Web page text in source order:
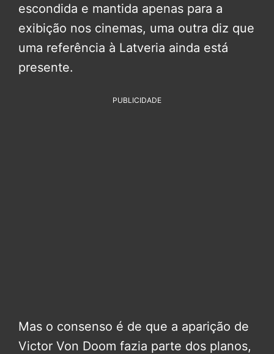
escondida e mantida apenas para a
exibição nos cinemas, uma outra diz que
uma referência à Latveria ainda está
presente.
PUBLICIDADE
Mas o consenso é de que a aparição de
Victor Von Doom fazia parte dos planos,